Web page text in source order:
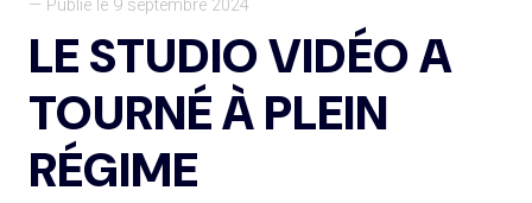
— Publié le 9 septembre 2024
LE STUDIO VIDÉO A
TOURNÉ À PLEIN
RÉGIME